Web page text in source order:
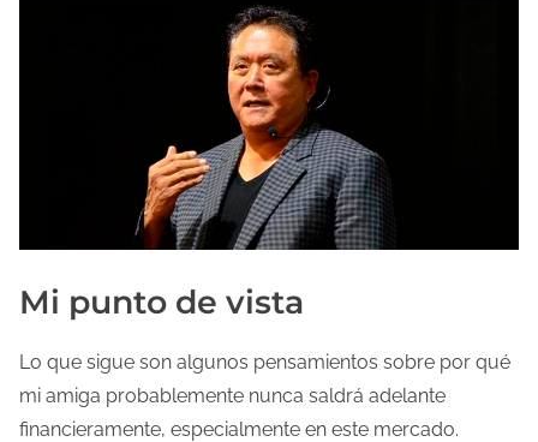
Mi punto de vista
Lo que sigue son algunos pensamientos sobre por qué
mi amiga probablemente nunca saldrá adelante
financieramente, especialmente en este mercado.